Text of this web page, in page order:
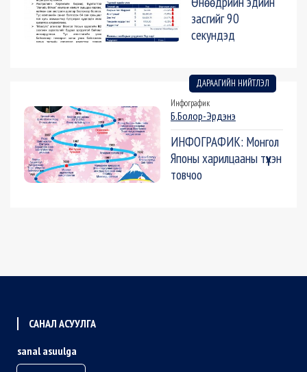
засгийг 90
секундэд
ДАРААГИЙН НИЙТЛЭЛ
Инфографик
Б.Болор-Эрдэнэ
ИНФОГРАФИК: Монгол
Японы харилцааны түүхэн
товчоо
САНАЛ АСУУЛГА
sanal asuulga